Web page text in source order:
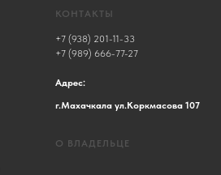
КОНТАКТЫ
+7 (938) 201-11-33
+7 (989) 666-77-27
Адрес:
г.Махачкала ул.Коркмасова 107
О ВЛАДЕЛЬЦЕ